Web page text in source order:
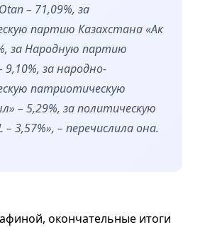
– 71,09%, за
партию Казахстана «Ак
за Народную партию
9,10%, за народно-
патриотическую
– 5,29%, за политическую
3,57%», – перечислила она.
окончательные итоги